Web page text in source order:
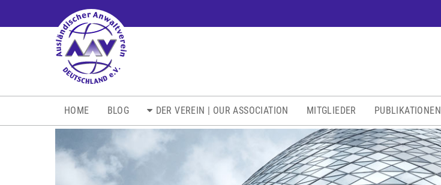
HOME BLOG DER VEREIN | OUR ASSOCIATION MITGLIEDER PUBLIKATIONEN